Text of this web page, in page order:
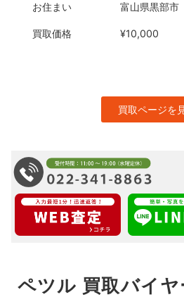
お住まい 富山県黒部市
買取価格 ¥10,000
買取ページを
ペツル 買取バイ